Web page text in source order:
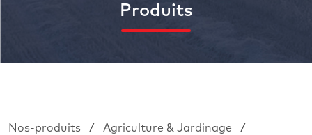
Produits
Nos-produits / Agriculture & Jardinage /